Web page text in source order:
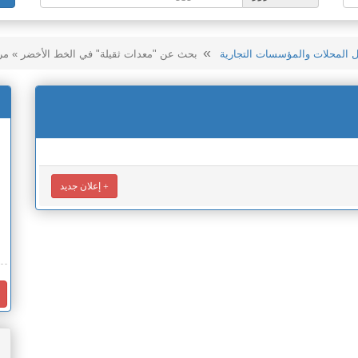
المحلات والمؤسسات التجارية بحث عن "معدات ثقيلة" في الخط الأخضر »
إعلان جديد